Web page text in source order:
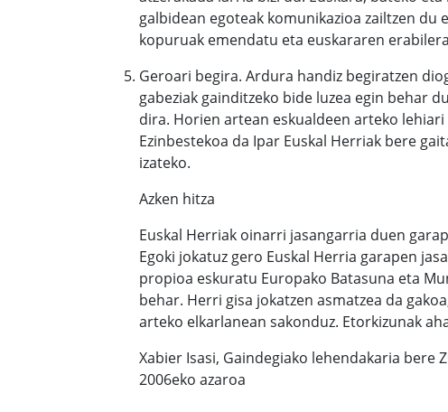
galbidean egoteak komunikazioa zailtzen
kopuruak emendatu eta euskararen
Geroari begira. Ardura handiz begiratzen
gabeziak gainditzeko bide luzea egin behar
dira. Horien artean eskualdeen arteko
Ezinbestekoa da Ipar Euskal Herriak bere
izateko.
Azken hitza
Euskal Herriak oinarri jasangarria duen
Egoki jokatuz gero Euskal Herria garapen
propioa eskuratu Europako Batasuna eta
behar. Herri gisa jokatzen asmatzea da
arteko elkarlanean sakonduz. Etorkizunak
Xabier Isasi, Gaindegiako lehendakaria bere
2006eko azaroa